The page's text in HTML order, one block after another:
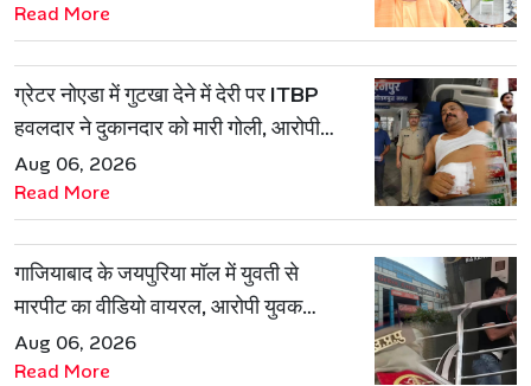
Read More
ग्रेटर नोएडा में गुटखा देने में देरी पर ITBP
हवलदार ने दुकानदार को मारी गोली, आरोपी
गिरफ्तार
Aug 06, 2026
Read More
गाजियाबाद के जयपुरिया मॉल में युवती से
मारपीट का वीडियो वायरल, आरोपी युवक
हिरासत में
Aug 06, 2026
Read More